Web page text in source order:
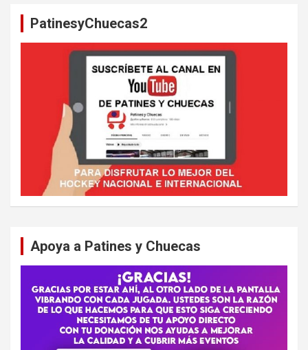
PatinesyChuecas2
Apoya a Patines y Chuecas